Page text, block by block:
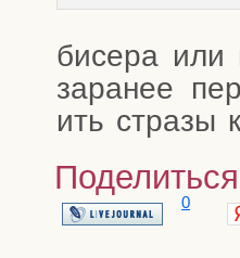
бисе­ра или
зара­нее
ить стра­зы
0